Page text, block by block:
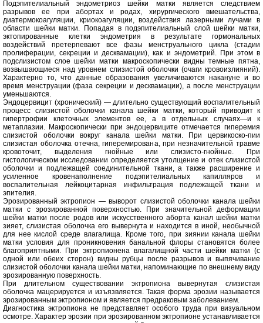
Подэпителиальный эндометриоз шейки матки является следствием
разрывов ее при абортах и родах, хирургического вмешательства,
диатермокоагуляции, криокоагуляции, воздействия лазерными лучами в
области шейки матки. Попадая в подэпителиальный слой шейки матки,
эктопированные клетки эндометрия в результате гормональных
воздействий претерпевают все фазы менструального цикла (стадии
пролиферации, секреции и десквамации), как и эндометрий. При этом в
подслизистом слое шейки матки макроскопически видны темные пятна,
возвышающиеся над уровнем слизистой оболочки (очаги кровоизлияний).
Характерно то, что данные образования увеличиваются накануне и во
время менструации (фаза секреции и десквамации), а после менструации
уменьшаются.
Эндоцервицит (хронический) — длительно существующий воспалительный
процесс слизистой оболочки канала шейки матки, который приводит к
гипертрофии клеточных элементов ее, а в отдельных случаях—и к
метаплазии. Макроскопически при эндоцервиците отмечается гиперемия
слизистой оболочки вокруг канала шейки матки. При цервикоско-пии
слизистая оболочка отечна, гиперемирована, при незначительной травме
кровоточит, выделения гнойные или слизисто-гнойные. При
гистологическом исследовании определяется утолщение и отек слизистой
оболочки и подлежащей соединительной ткани, а также расширение и
усиленное кровенаполнение подэпителиальных капилляров и
воспалительная лейкоцитарная инфильтрация подлежащей ткани и
эпителия.
Эрозированный эктропион — выворот слизистой оболочки канала шейки
матки с эрозированной поверхностью. При значительной деформации
шейки матки после родов или искусственного аборта канал шейки матки
зияет, слизистая оболочка его вывернута и находится в иной, необычной
для нее кислой среде влагалища. Кроме того, при зиянии канала шейки
матки условия для проникновения банальной флоры становятся более
благоприятными. При эктропионена влагалищной части шейки матки (с
одной или обеих сторон) видны рубцы после разрывов и выпячивание
слизистой оболочки канала шейки матки, напоминающие по внешнему виду
эрозированную поверхность.
При длительном существовании эктропиона вывернутая слизистая
оболочка мацерируется и изъязвляется. Такая форма эрозии называется
эрозированным эктропионом и является предраковым заболеванием.
Диагностика эктропиона не представляет особого труда при визуальном
осмотре. Характер эрозии при эрозированном эктропионе устанавливается